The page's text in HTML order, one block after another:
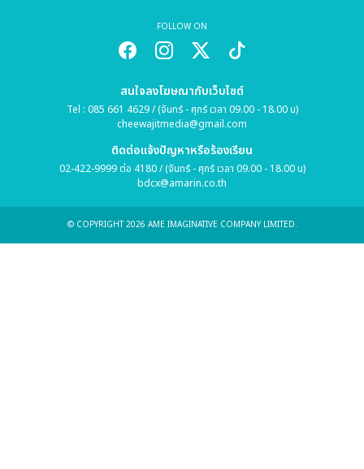
FOLLOW ON
สนใจลงโฆษณากับเว็บไซต์
Tel : 085 661 4629 / (จันทร์ - ศุกร์ เวลา 09.00 - 18.00 น)
cheewajitmedia@gmail.com
ติดต่อแจ้งปัญหาหรือร้องเรียน
02-422-9999 ต่อ 4180 / (จันทร์ - ศุกร์ เวลา 09.00 - 18.00 น)
bdcx@amarin.co.th
© COPYRIGHT 2026 AME IMAGINATIVE COMPANY LIMITED.